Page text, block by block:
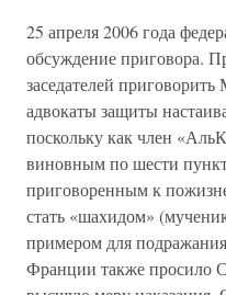
25 апреля 2006 года
обсуждение приговора.
заседателей
адвокаты защиты
поскольку как член
виновным по шести
приговоренным к
стать «шахидом»
примером для
Франции также просило